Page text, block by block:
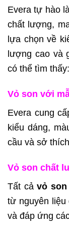
Evera tự hào
chất lượng,
lựa chọn về
lượng cao và
có thể tìm thấy:
Vỏ son với
Evera cung
kiểu dáng,
cầu và sở
Vỏ son chất
Tất cảvỏ son
từ nguyên
và đáp ứng